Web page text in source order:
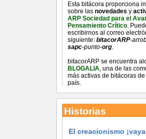
Esta bitácora proporciona
sobre las novedades y
ARP Sociedad para el
Pensamiento Crítico.
escribirnos al correo
siguiente: bitacorARP-
sapc-punto-org.
bitacorARP se encuentra
BLOGALIA, una de las
más activas de bitácoras
país.
Historias
El creacionismo